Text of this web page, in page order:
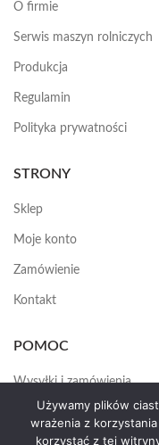
O firmie
Serwis maszyn rolniczych
Produkcja
Regulamin
Polityka prywatności
STRONY
Sklep
Moje konto
Zamówienie
Kontakt
POMOC
Wysyłki i zamówienia
Jak założyć konto
Używamy plików
wrażenia z
korzystać z tej